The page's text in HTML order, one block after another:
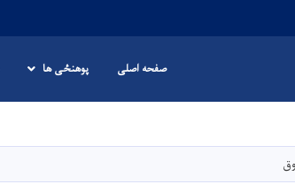
content
صفحه اصلی پوهنځی ها